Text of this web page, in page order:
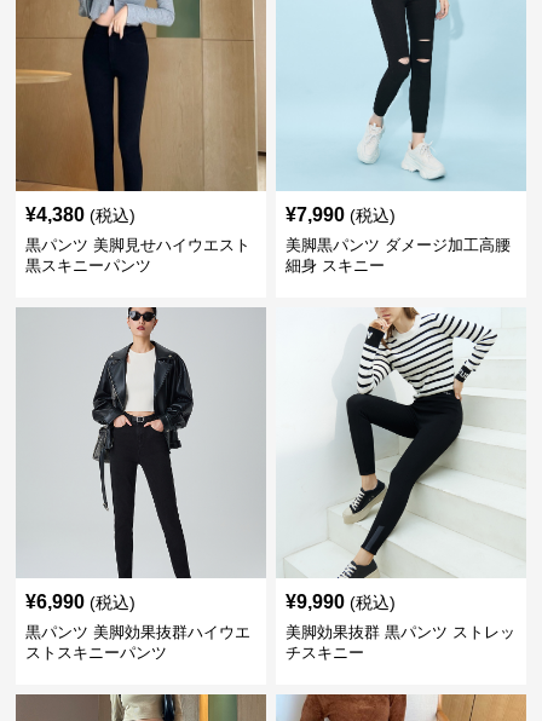
¥4,380 (税込)
黒パンツ 美脚見せハイウエスト
黒スキニーパンツ
¥7,990 (税込)
美脚黒パンツ ダメージ加工高腰
細身 スキニー
¥6,990 (税込)
黒パンツ 美脚効果抜群ハイウエ
ストスキニーパンツ
¥9,990 (税込)
美脚効果抜群 黒パンツ ストレッ
チスキニー